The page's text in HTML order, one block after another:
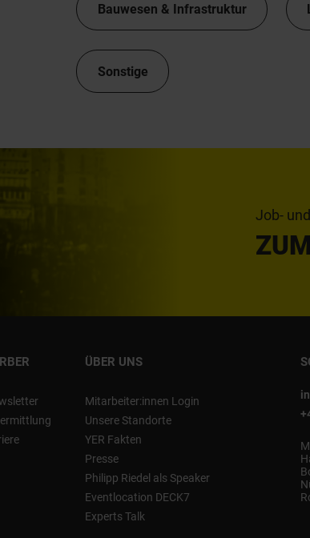
Bauwesen & Infrastruktur
Sonstige
Job-
ÜBER UNS
Mitarbeiter:innen Login
Unsere Standorte
YER Fakten
Presse
Philipp Riedel als Speaker
Eventlocation DECK7
Experts Talk